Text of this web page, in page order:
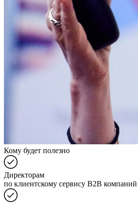
Кому будет полезно
Директорам
по клиентскому сервису B2B компаний